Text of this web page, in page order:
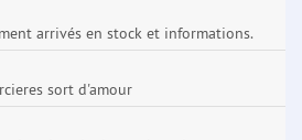
arrivés en stock et informations.
sort d'amour